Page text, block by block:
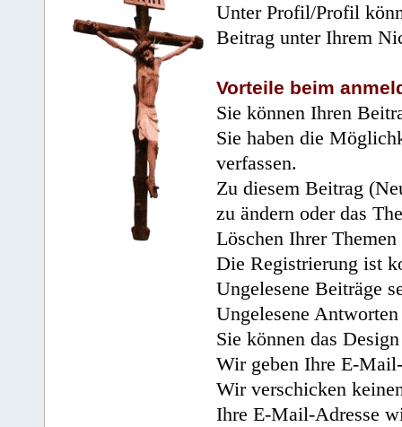
Unter Profil/Profil
Beitrag unter Ihrem
Vorteile beim
Sie können Ihren
Sie haben die
verfassen.
Zu diesem Beitrag
zu ändern oder das
Löschen Ihrer
Die Registrierung ist
Ungelesene Beiträge
Ungelesene
Sie können das
Wir geben Ihre E-
Wir verschicken
Ihre E-Mail-Adresse